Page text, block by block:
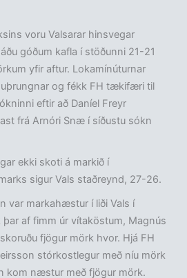
voru Valsarar hinsvegar
góðum kafla í stöðunni 21-21
yfir aftur. Lokamínúturnar
og fékk FH tækifæri til
eftir að Daníel Freyr
frá Arnóri Snæ í síðustu sókn
ekki skoti á markið í
sigur Vals staðreynd, 27-26.
var markahæstur í liði Vals í
þar af fimm úr vítaköstum, Magnús
fjögur mörk hvor. Hjá FH
stórkostlegur með níu mörk
kom næstur með fjögur mörk.